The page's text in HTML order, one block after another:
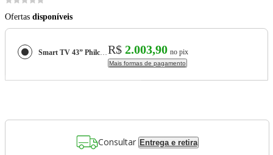
Ofertas disponíveis
Smart TV 43” Philco PTV43VA4REGB Led Roku TV E Dolby AudioR$ 2.003,90 no pix
Mais formas de pagamento
Consultar Entrega e retira